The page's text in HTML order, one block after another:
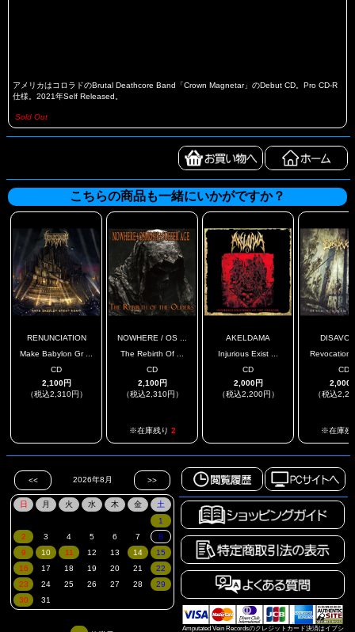
アメリカはコロラドのBrutal Deathcore Band「Crown Magnetar」のDebut CD。Pro CD-R
仕様。2021年Self Released。
Sold Out
こちらの商品も一緒にいかがですか？
RENUNCIATION
Make Babylon Gr ...
CD
2,100円
（税込2,310円）
NOWHERE / OS ...
The Rebirth Of ...
CD
2,100円
（税込2,310円）
※在庫残り 2
AKELDAMA
Injurious Exist ...
CD
2,000円
（税込2,200円）
Revocation
CD
2,000
（税込
※在庫残
Amputated Vein Recordsのクレジットカード決済はイプシ